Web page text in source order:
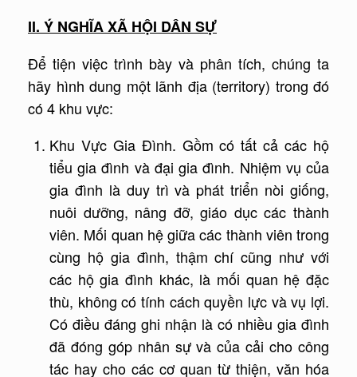
II. Ý NGHĨA XÃ HỘI DÂN SỰ
Để tiện việc trình bày và phân tích, chúng ta
hãy hình dung một lãnh địa (territory) trong đó
có 4 khu vực:
Khu Vực Gia Đình. Gồm có tất cả các hộ
tiểu gia đình và đại gia đình. Nhiệm vụ của
gia đình là duy trì và phát triển nòi giống,
nuôi dưỡng, nâng đỡ, giáo dục các thành
viên. Mối quan hệ giữa các thành viên trong
cùng hộ gia đình, thậm chí cũng như với
các hộ gia đình khác, là mối quan hệ đặc
thù, không có tính cách quyền lực và vụ lợi.
Có điều đáng ghi nhận là có nhiều gia đình
đã đóng góp nhân sự và của cải cho công
tác hay cho các cơ quan từ thiện, văn hóa